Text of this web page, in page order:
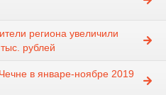
региона увеличили
рублей
в январе-ноябре 2019